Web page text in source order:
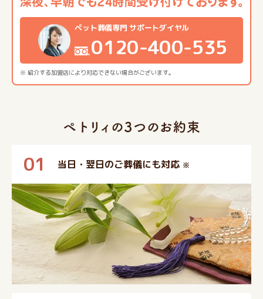
※ 紹介する加盟店により対応できない場合がございます。
ペット葬儀専門 サポートダイヤル
0120-400-535
01 当日・翌日のご葬儀にも対応 ※